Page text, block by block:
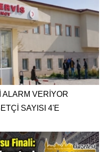
ALARM VERİYOR
SAYISI 4'E